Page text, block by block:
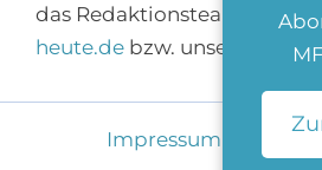
das Redaktionsteam über
heute.debzw. unser
Impressum